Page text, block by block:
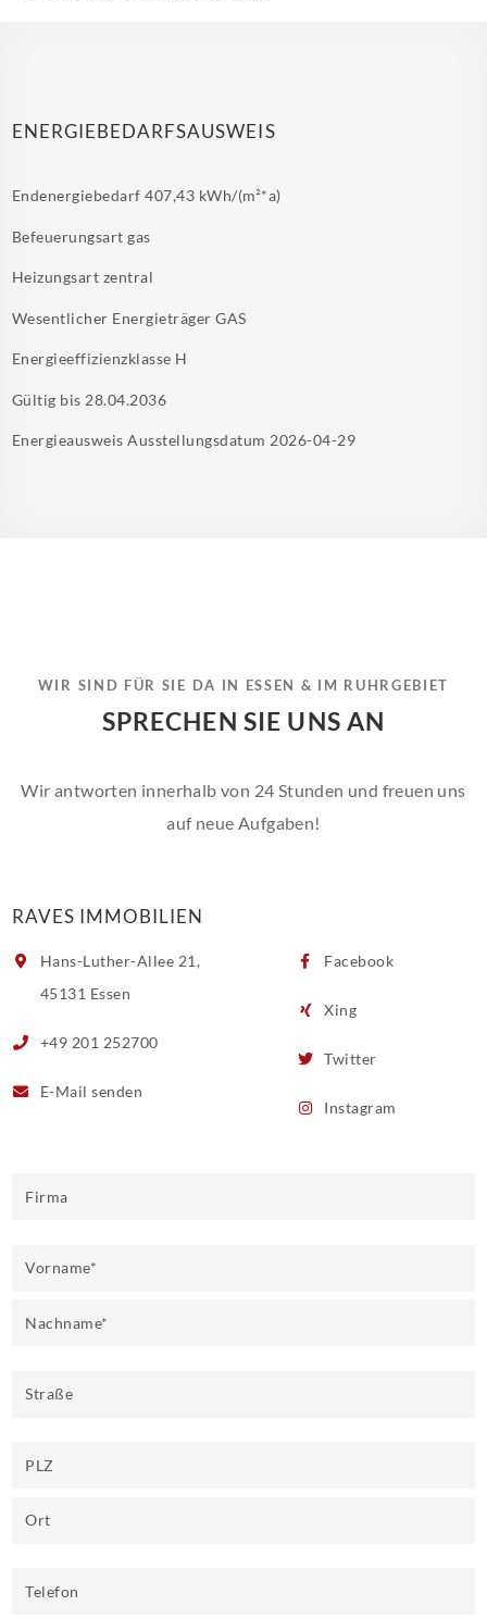
ENERGIEBEDARFSAUSWEIS
Endenergiebedarf407,43 kWh/(m²*a)
Befeuerungsartgas
Heizungsart zentral
Wesentlicher EnergieträgerGAS
Energieeffizienzklasse H
Gültig bis 28.04.2036
Energieausweis Ausstellungsdatum 2026-04-29
WIR SIND FÜR SIE DA IN ESSEN & IM RUHRGEBIET
SPRECHEN SIE UNS AN
Wir antworten innerhalb von 24 Stunden und freuen uns
auf neue Aufgaben!
RAVES IMMOBILIEN
Hans-Luther-Allee 21,
45131 Essen
+49 201 252700
E-Mailsenden
Facebook
Xing
Twitter
Instagram
Firma
Vorname*
Nachname*
Straße
PLZ
Ort
Telefon